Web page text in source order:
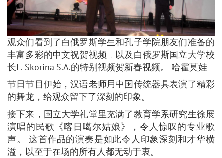
观众们看到了白俄罗斯学生和孔子学院朋友们准备的
丰富多彩的中文祝贺视频，以及白俄罗斯国立大学校
长F. Skorina S.A.的特别视频贺新春视频。 哈霍莫娃
节日节目伊始，汉语老师用中国传统器具表演了精彩
的舞龙，给观众留下了深刻的印象。
接下来，国立大学礼堂里充满了教育学系研究生徐展
演唱的民歌《喀日噶尔姑娘》，令人惊叹的专业歌
声。 这首作品的演奏是如此令人印象深刻和才华横
溢，以至于在场的所有人都无动于衷。